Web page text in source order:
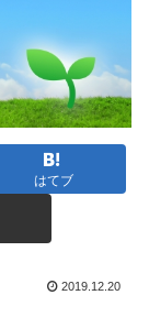
はてブ
2019.12.20